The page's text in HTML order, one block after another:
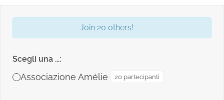
Join 20 others!
Scegli una ...:
Associazione Amélie 20 partecipanti